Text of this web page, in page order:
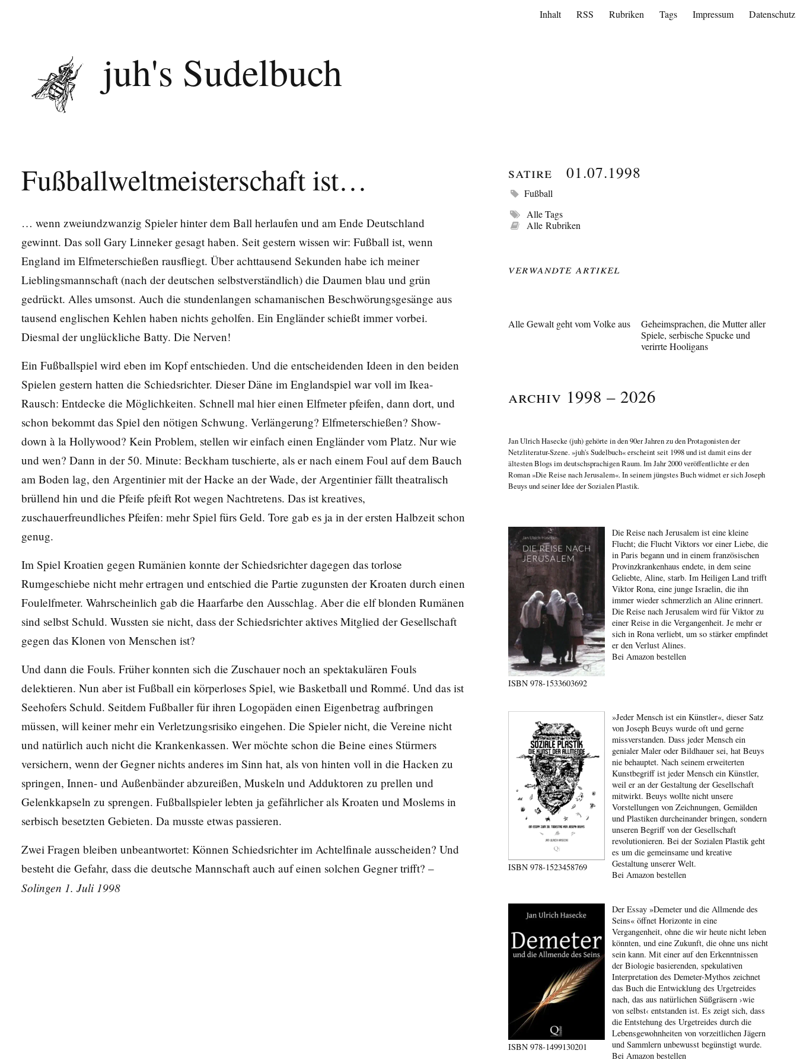
Inhalt RSS Rubriken Tags Impressum Datenschutz
juh's Sudelbuch
Fußballweltmeisterschaft ist…
… wenn zweiundzwanzig Spieler hinter dem Ball herlaufen und am Ende Deutschland
gewinnt. Das soll Gary Linneker gesagt haben. Seit gestern wissen wir: Fußball ist, wenn
England im Elfmeterschießen rausfliegt. Über achttausend Sekunden habe ich meiner
Lieblingsmannschaft (nach der deutschen selbstverständlich) die Daumen blau und grün
gedrückt. Alles umsonst. Auch die stundenlangen schamanischen Beschwörungsgesänge aus
tausend englischen Kehlen haben nichts geholfen. Ein Engländer schießt immer vorbei.
Diesmal der unglückliche Batty. Die Nerven!
Ein Fußballspiel wird eben im Kopf entschieden. Und die entscheidenden Ideen in den beiden
Spielen gestern hatten die Schiedsrichter. Dieser Däne im Englandspiel war voll im Ikea-
Rausch: Entdecke die Möglichkeiten. Schnell mal hier einen Elfmeter pfeifen, dann dort, und
schon bekommt das Spiel den nötigen Schwung. Verlängerung? Elfmeterschießen? Show-
down à la Hollywood? Kein Problem, stellen wir einfach einen Engländer vom Platz. Nur wie
und wen? Dann in der 50. Minute: Beckham tuschierte, als er nach einem Foul auf dem Bauch
am Boden lag, den Argentinier mit der Hacke an der Wade, der Argentinier fällt theatralisch
brüllend hin und die Pfeife pfeift Rot wegen Nachtretens. Das ist kreatives,
zuschauerfreundliches Pfeifen: mehr Spiel fürs Geld. Tore gab es ja in der ersten Halbzeit schon
genug.
Im Spiel Kroatien gegen Rumänien konnte der Schiedsrichter dagegen das torlose
Rumgeschiebe nicht mehr ertragen und entschied die Partie zugunsten der Kroaten durch einen
Foulelfmeter. Wahrscheinlich gab die Haarfarbe den Ausschlag. Aber die elf blonden Rumänen
sind selbst Schuld. Wussten sie nicht, dass der Schiedsrichter aktives Mitglied der Gesellschaft
gegen das Klonen von Menschen ist?
Und dann die Fouls. Früher konnten sich die Zuschauer noch an spektakulären Fouls
delektieren. Nun aber ist Fußball ein körperloses Spiel, wie Basketball und Rommé. Und das ist
Seehofers Schuld. Seitdem Fußballer für ihren Logopäden einen Eigenbetrag aufbringen
müssen, will keiner mehr ein Verletzungsrisiko eingehen. Die Spieler nicht, die Vereine nicht
und natürlich auch nicht die Krankenkassen. Wer möchte schon die Beine eines Stürmers
versichern, wenn der Gegner nichts anderes im Sinn hat, als von hinten voll in die Hacken zu
springen, Innen- und Außenbänder abzureißen, Muskeln und Adduktoren zu prellen und
Gelenkkapseln zu sprengen. Fußballspieler lebten ja gefährlicher als Kroaten und Moslems in
serbisch besetzten Gebieten. Da musste etwas passieren.
Zwei Fragen bleiben unbeantwortet: Können Schiedsrichter im Achtelfinale ausscheiden? Und
besteht die Gefahr, dass die deutsche Mannschaft auch auf einen solchen Gegner trifft? –
Solingen 1. Juli 1998
Satire 01.07.1998
Fußball
Alle Tags
Alle Rubriken
Verwandte Artikel
Alle Gewalt geht vom Volke aus
Geheimsprachen, die Mutter aller
Spiele, serbische Spucke und
verirrte Hooligans
Archiv 1998 – 2026
Jan Ulrich Hasecke (juh) gehörte in den 90er Jahren zu den Protagonisten der
Netzliteratur-Szene. »juh's Sudelbuch« erscheint seit 1998 und ist damit eins der
ältesten Blogs im deutschsprachigen Raum. Im Jahr 2000 veröffentlichte er den
Roman»Die Reise nach Jerusalem«. In seinem jüngstes Buch widmet er sichJoseph
Beuys und seiner Idee der Sozialen Plastik.
ISBN978-1533603692
Die Reise nach Jerusalem ist eine kleine
Flucht; die Flucht Viktors vor einer Liebe, die
in Paris begann und in einem französischen
Provinzkrankenhaus endete, in dem seine
Geliebte, Aline, starb. Im Heiligen Land trifft
Viktor Rona, eine junge Israelin, die ihn
immer wieder schmerzlich an Aline erinnert.
Die Reise nach Jerusalem wird für Viktor zu
einer Reise in die Vergangenheit. Je mehr er
sich in Rona verliebt, um so stärker empfindet
er den Verlust Alines.
Bei Amazon bestellen
ISBN978-1523458769
»Jeder Mensch ist ein Künstler«, dieser Satz
von Joseph Beuys wurde oft und gerne
missverstanden. Dass jeder Mensch ein
genialer Maler oder Bildhauer sei, hat Beuys
nie behauptet. Nach seinem erweiterten
Kunstbegriff ist jeder Mensch ein Künstler,
weil er an der Gestaltung der Gesellschaft
mitwirkt. Beuys wollte nicht unsere
Vorstellungen von Zeichnungen, Gemälden
und Plastiken durcheinander bringen, sondern
unseren Begriff von der Gesellschaft
revolutionieren. Bei der Sozialen Plastik geht
es um die gemeinsame und kreative
Gestaltung unserer Welt.
Bei Amazon bestellen
ISBN978-1499130201
Der Essay »Demeter und die Allmende des
Seins« öffnet Horizonte in eine
Vergangenheit, ohne die wir heute nicht leben
könnten, und eine Zukunft, die ohne uns nicht
sein kann. Mit einer auf den Erkenntnissen
der Biologie basierenden, spekulativen
Interpretation des Demeter-Mythos zeichnet
das Buch die Entwicklung des Urgetreides
nach, das aus natürlichen Süßgräsern ›wie
von selbst‹ entstanden ist. Es zeigt sich, dass
die Entstehung des Urgetreides durch die
Lebensgewohnheiten von vorzeitlichen Jägern
und Sammlern unbewusst begünstigt wurde.
Bei Amazon bestellen